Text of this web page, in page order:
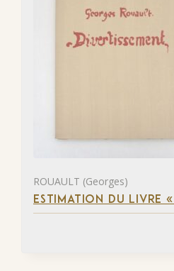
ROUAULT (Georges)
ESTIMATION DU LIVRE